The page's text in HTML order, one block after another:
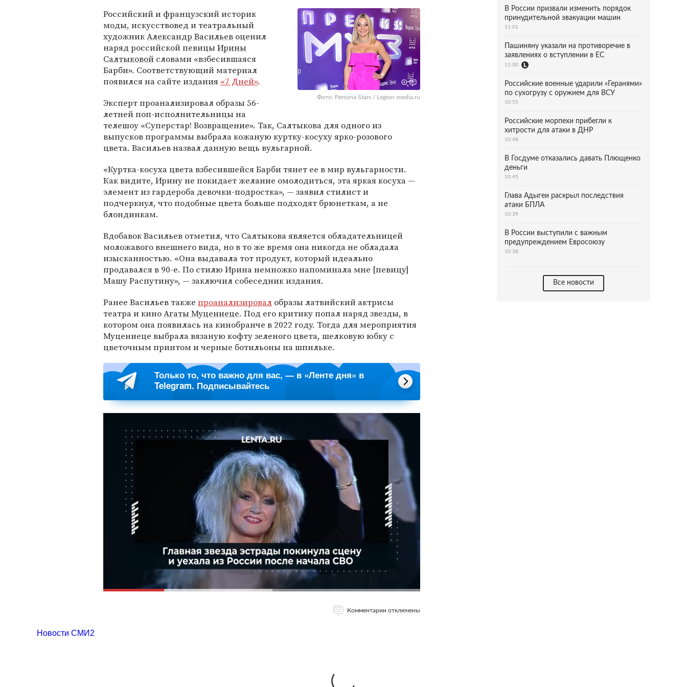
Фото: Persona Stars / Legion-media.ru
Российский и французский историк
моды, искусствовед и театральный
художникАлександр Васильев оценил
наряд российской певицыИрины
Салтыковой словами «взбесившаяся
Барби». Соответствующий материал
появился на сайте издания «7 Дней».
Эксперт проанализировал образы 56-
летней поп-исполнительницы на
телешоу «Суперстар! Возвращение». Так, Салтыкова для одного из
выпусков программы выбрала кожаную куртку-косуху ярко-розового
цвета. Васильев назвал данную вещь вульгарной.
«Куртка-косуха цвета взбесившейся Барби тянет ее в мир вульгарности.
Как видите, Ирину не покидает желание омолодиться, эта яркая косуха —
элемент из гардероба девочки-подростка», — заявил стилист и
подчеркнул, что подобные цвета больше подходят брюнеткам, а не
блондинкам.
Вдобавок Васильев отметил, что Салтыкова является обладательницей
моложавого внешнего вида, но в то же время она никогда не обладала
изысканностью. «Она выдавала тот продукт, который идеально
продавался в 90-е. По стилю Ирина немножко напоминала мне [певицу]
Машу Распутину», — заключил собеседник издания.
Ранее Васильев также проанализировал образы латвийский актрисы
театра и киноАгаты Муцениеце. Под его критику попал наряд звезды, в
котором она появилась на кинобранче в 2022 году. Тогда для мероприятия
Муцениеце выбрала вязаную кофту зеленого цвета, шелковую юбку с
цветочным принтом и черные ботильоны на шпильке.
Только то, что важно для вас, — в «Ленте дня» в
Telegram. Подписывайтесь
Комментарии отключены
В России призвали изменить порядок
принудительной эвакуации машин
11:01
Пашиняну указали на противоречие в
заявлениях о вступлении в ЕС
11:00
Российские военные ударили «Геранями»
по сухогрузу с оружием для ВСУ
10:55
Российские морпехи прибегли к
хитрости для атаки в ДНР
10:48
В Госдуме отказались давать Плющенко
деньги
10:45
Глава Адыгеи раскрыл последствия
атаки БПЛА
10:39
В России выступили с важным
предупреждением Евросоюзу
10:38
Все новости
Новости СМИ2